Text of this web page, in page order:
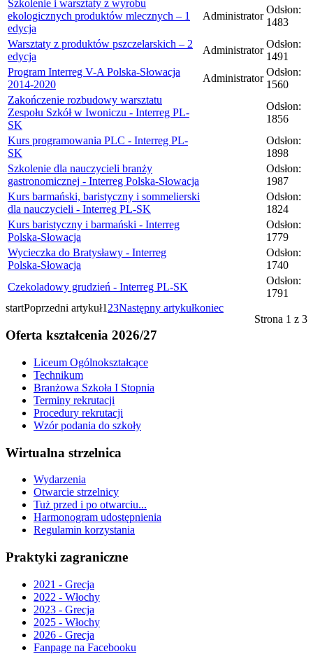
Szkolenie i warsztaty z wyrobu
ekologicznych produktów mlecznych – 1
edycja
Administrator
Odsłon:
1483
Warsztaty z produktów pszczelarskich – 2
edycja
Administrator
Odsłon:
1491
Program Interreg V-A Polska-Słowacja
2014-2020
Administrator
Odsłon:
1560
Zakończenie rozbudowy warsztatu
Zespołu Szkół w Iwoniczu - Interreg PL-
SK
Odsłon:
1856
Kurs programowania PLC - Interreg PL-
SK
Odsłon:
1898
Szkolenie dla nauczycieli branży
gastronomicznej - Interreg Polska-Słowacja
Odsłon:
1987
Kurs barmański, baristyczny i sommelierski
dla nauczycieli - Interreg PL-SK
Odsłon:
1824
Kurs baristyczny i barmański - Interreg
Polska-Słowacja
Odsłon:
1779
Wycieczka do Bratysławy - Interreg
Polska-Słowacja
Odsłon:
1740
Czekoladowy grudzień - Interreg PL-SK
Odsłon:
1791
Strona 1 z 3
startPoprzedni artykuł1 23Następny artykułkoniec
Oferta kształcenia 2026/27
Liceum Ogólnokształcące
Technikum
Branżowa Szkoła I Stopnia
Terminy rekrutacji
Procedury rekrutacji
Wzór podania do szkoły
Wirtualna strzelnica
Wydarzenia
Otwarcie strzelnicy
Tuż przed i po otwarciu...
Harmonogram udostępnienia
Regulamin korzystania
Praktyki zagraniczne
2021 - Grecja
2022 - Włochy
2023 - Grecja
2025 - Włochy
2026 - Grecja
Fanpage na Facebooku